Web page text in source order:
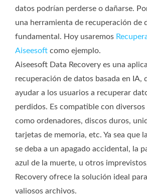
datos podrían perderse o dañarse.
una herramienta de recuperación de
fundamental. Hoy usaremos
Aiseesoft como ejemplo.
Aiseesoft Data Recovery es una
recuperación de datos basada en IA,
ayudar a los usuarios a recuperar
perdidos. Es compatible con
como ordenadores, discos duros,
tarjetas de memoria, etc. Ya sea que
se deba a un apagado accidental, la
azul de la muerte, u otros
Recovery ofrece la solución ideal
valiosos archivos.